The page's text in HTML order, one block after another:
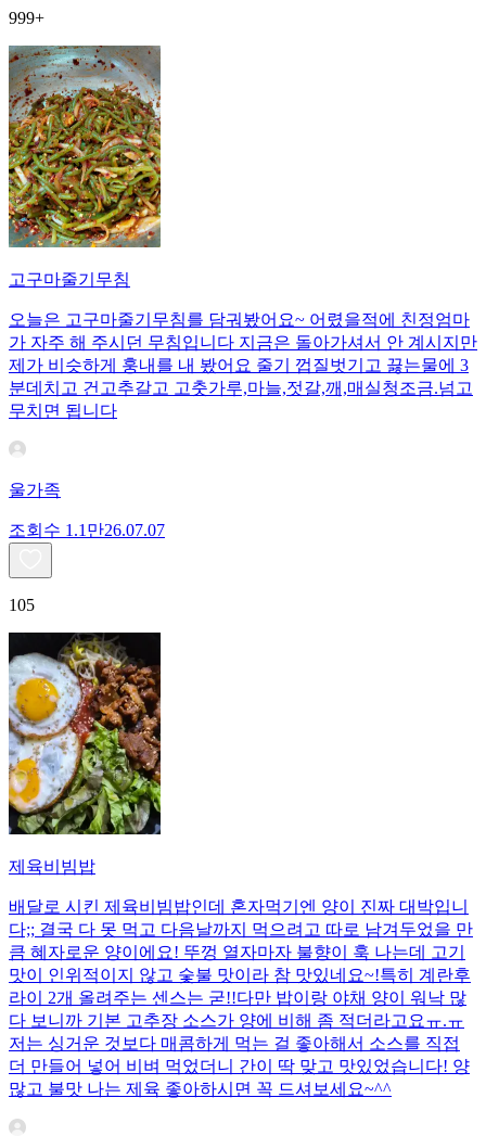
999+
고구마줄기무침
오늘은 고구마줄기무침를 담궈봤어요~ 어렸을적에 친정엄마
가 자주 해 주시던 무침입니다 지금은 돌아가셔서 안 계시지만
제가 비슷하게 훙내를 내 봤어요 줄기 껍질벗기고 끓는물에 3
분데치고 건고추갈고 고춧가루,마늘,젓갈,깨,매실청조금.넘고
무치면 됩니다
울가족
조회수 1.1만26.07.07
105
제육비빔밥
배달로 시킨 제육비빔밥인데 혼자먹기엔 양이 진짜 대박입니
다;; 결국 다 못 먹고 다음날까지 먹으려고 따로 남겨두었을 만
큼 혜자로운 양이에요! 뚜껑 열자마자 불향이 훅 나는데 고기
맛이 인위적이지 않고 숯불 맛이라 참 맛있네요~!특히 계란후
라이 2개 올려주는 센스는 굳!! ​다만 밥이랑 야채 양이 워낙 많
다 보니까 기본 고추장 소스가 양에 비해 좀 적더라고요ㅠ.ㅠ
저는 싱거운 것보다 매콤하게 먹는 걸 좋아해서 소스를 직접
더 만들어 넣어 비벼 먹었더니 간이 딱 맞고 맛있었습니다! 양
많고 불맛 나는 제육 좋아하시면 꼭 드셔보세요~^^